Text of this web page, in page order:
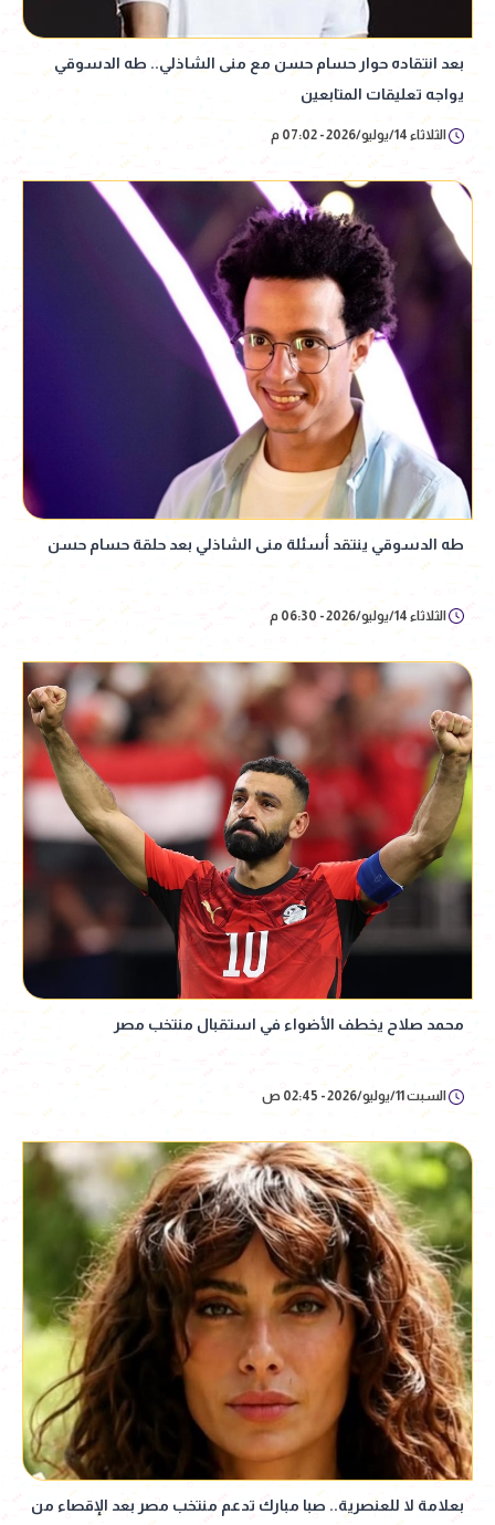
بعد انتقاده حوار حسام حسن مع منى الشاذلي.. طه الدسوقي
يواجه تعليقات المتابعين
الثلاثاء 14/يوليو/2026 - 07:02 م
طه الدسوقي ينتقد أسئلة منى الشاذلي بعد حلقة حسام حسن
الثلاثاء 14/يوليو/2026 - 06:30 م
محمد صلاح يخطف الأضواء في استقبال منتخب مصر
السبت 11/يوليو/2026 - 02:45 ص
بعلامة لا للعنصرية.. صبا مبارك تدعم منتخب مصر بعد الإقصاء من